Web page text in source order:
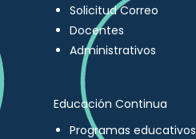
Solicitud Correo
Docentes
Administrativos
Educación Continua
Programas educativos